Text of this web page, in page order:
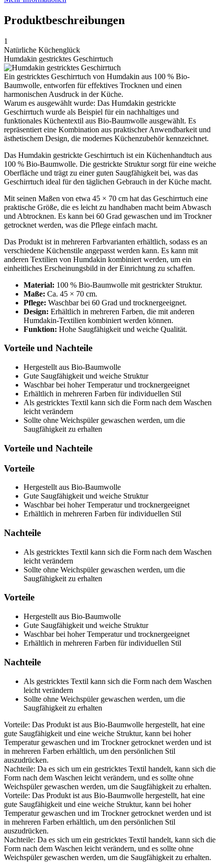
Produktbeschreibungen
1
Natürliche Küchenglück
Humdakin gestricktes Geschirrtuch
Ein gestricktes Geschirrtuch von Humdakin aus 100 % Bio-
Baumwolle, entworfen für effektives Trocknen und einen
harmonischen Ausdruck in der Küche.
Warum es ausgewählt wurde: Das Humdakin gestrickte
Geschirrtuch wurde als Beispiel für ein nachhaltiges und
funktionales Küchentextil aus Bio-Baumwolle ausgewählt. Es
repräsentiert eine Kombination aus praktischer Anwendbarkeit und
ästhetischem Design, die modernes Küchenzubehör kennzeichnet.
Das Humdakin gestrickte Geschirrtuch ist ein Küchenhandtuch aus
100 % Bio-Baumwolle. Die gestrickte Struktur sorgt für eine weiche
Oberfläche und trägt zu einer guten Saugfähigkeit bei, was das
Geschirrtuch ideal für den täglichen Gebrauch in der Küche macht.
Mit seinen Maßen von etwa 45 × 70 cm hat das Geschirrtuch eine
praktische Größe, die es leicht zu handhaben macht beim Abwasch
und Abtrocknen. Es kann bei 60 Grad gewaschen und im Trockner
getrocknet werden, was die Pflege einfach macht.
Das Produkt ist in mehreren Farbvarianten erhältlich, sodass es an
verschiedene Küchenstile angepasst werden kann. Es kann mit
anderen Textilien von Humdakin kombiniert werden, um ein
einheitliches Erscheinungsbild in der Einrichtung zu schaffen.
Material: 100 % Bio-Baumwolle mit gestrickter Struktur.
Maße: Ca. 45 × 70 cm.
Pflege: Waschbar bei 60 Grad und trocknergeeignet.
Design: Erhältlich in mehreren Farben, die mit anderen
Humdakin-Textilien kombiniert werden können.
Funktion: Hohe Saugfähigkeit und weiche Qualität.
Vorteile und Nachteile
Hergestellt aus Bio-Baumwolle
Gute Saugfähigkeit und weiche Struktur
Waschbar bei hoher Temperatur und trocknergeeignet
Erhältlich in mehreren Farben für individuellen Stil
Als gestricktes Textil kann sich die Form nach dem Waschen
leicht verändern
Sollte ohne Weichspüler gewaschen werden, um die
Saugfähigkeit zu erhalten
Vorteile und Nachteile
Vorteile
Hergestellt aus Bio-Baumwolle
Gute Saugfähigkeit und weiche Struktur
Waschbar bei hoher Temperatur und trocknergeeignet
Erhältlich in mehreren Farben für individuellen Stil
Nachteile
Als gestricktes Textil kann sich die Form nach dem Waschen
leicht verändern
Sollte ohne Weichspüler gewaschen werden, um die
Saugfähigkeit zu erhalten
Vorteile
Hergestellt aus Bio-Baumwolle
Gute Saugfähigkeit und weiche Struktur
Waschbar bei hoher Temperatur und trocknergeeignet
Erhältlich in mehreren Farben für individuellen Stil
Nachteile
Als gestricktes Textil kann sich die Form nach dem Waschen
leicht verändern
Sollte ohne Weichspüler gewaschen werden, um die
Saugfähigkeit zu erhalten
Vorteile: Das Produkt ist aus Bio-Baumwolle hergestellt, hat eine
gute Saugfähigkeit und eine weiche Struktur, kann bei hoher
Temperatur gewaschen und im Trockner getrocknet werden und ist
in mehreren Farben erhältlich, um den persönlichen Stil
auszudrücken.
Nachteile: Da es sich um ein gestricktes Textil handelt, kann sich die
Form nach dem Waschen leicht verändern, und es sollte ohne
Weichspüler gewaschen werden, um die Saugfähigkeit zu erhalten.
Vorteile: Das Produkt ist aus Bio-Baumwolle hergestellt, hat eine
gute Saugfähigkeit und eine weiche Struktur, kann bei hoher
Temperatur gewaschen und im Trockner getrocknet werden und ist
in mehreren Farben erhältlich, um den persönlichen Stil
auszudrücken.
Nachteile: Da es sich um ein gestricktes Textil handelt, kann sich die
Form nach dem Waschen leicht verändern, und es sollte ohne
Weichspüler gewaschen werden, um die Saugfähigkeit zu erhalten.